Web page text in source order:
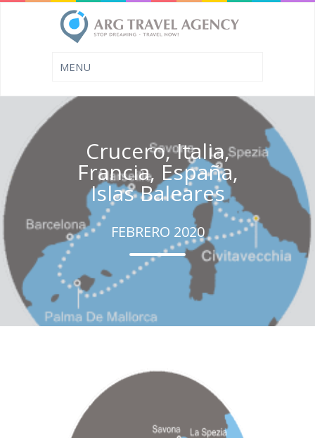
Crucero, Italia,
Francia, España,
Islas Baleares
FEBRERO 2020